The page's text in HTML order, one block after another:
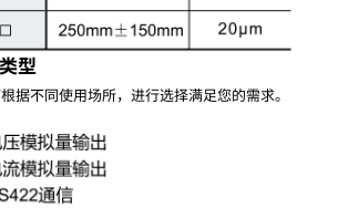
型
据不同使用场所，进行选择满足您的需求。